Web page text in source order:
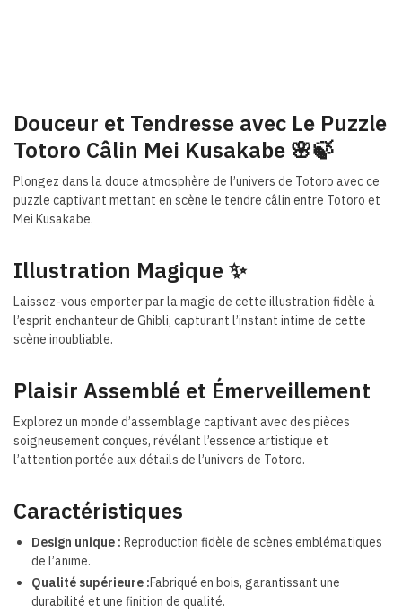
Douceur et Tendresse avec Le Puzzle
Totoro Câlin Mei Kusakabe 🌸🍃
Plongez dans la douce atmosphère de l’univers de Totoro avec ce
puzzle captivant mettant en scène le tendre câlin entre Totoro et
Mei Kusakabe.
Illustration Magique ✨
Laissez-vous emporter par la magie de cette illustration fidèle à
l’esprit enchanteur de Ghibli, capturant l’instant intime de cette
scène inoubliable.
Plaisir Assemblé et Émerveillement
Explorez un monde d’assemblage captivant avec des pièces
soigneusement conçues, révélant l’essence artistique et
l’attention portée aux détails de l’univers de Totoro.
Caractéristiques
Design unique : Reproduction fidèle de scènes emblématiques
de l’anime.
Qualité supérieure :Fabriqué en bois, garantissant une
durabilité et une finition de qualité.